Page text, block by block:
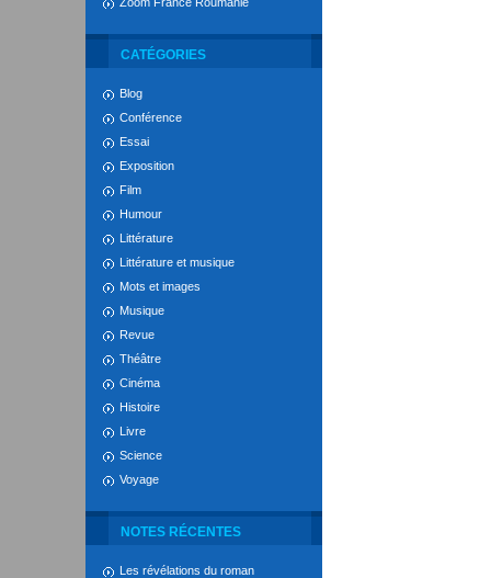
CATÉGORIES
Blog
Conférence
Essai
Exposition
Film
Humour
Littérature
Littérature et musique
Mots et images
Musique
Revue
Théâtre
Cinéma
Histoire
Livre
Science
Voyage
NOTES RÉCENTES
Les révélations du roman